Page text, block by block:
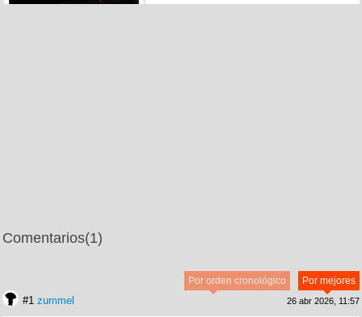
Comentarios(1)
Por mejores
Por orden cronológico
#1 zummel 26 abr 2026, 11:57